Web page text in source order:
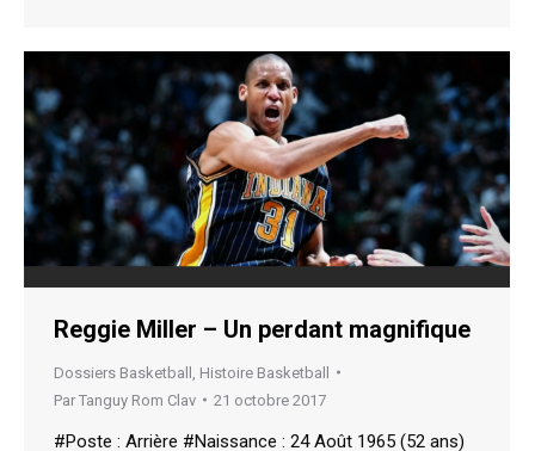
Reggie Miller – Un perdant magnifique
Dossiers Basketball
Histoire Basketball
Par Tanguy Rom Clav 21 octobre 2017
#Poste : Arrière #Naissance : 24 Août 1965 (52 ans)